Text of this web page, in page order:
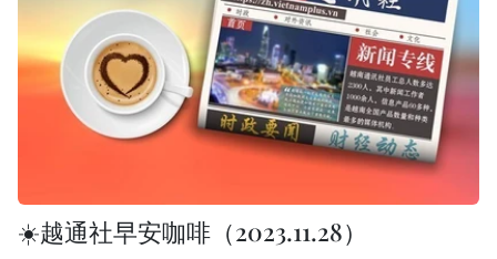
☀️越通社早安咖啡（2023.11.28）